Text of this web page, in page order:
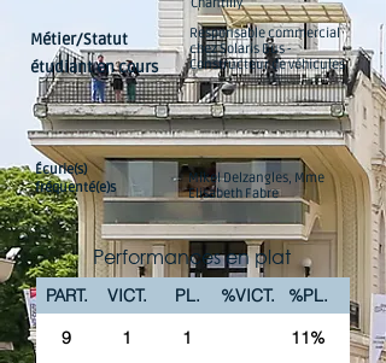
Métier/Statut
étudiant en cours
Responsable commercial
chez Solaris Bus -
Constructeur de véhicules
Écurie(s)
fréquenté(e)s
Mikel Delzangles, Mme
Elisabeth Fabre
Performances en plat
PART. VICT. PL. %VICT.
%PL.
9
1 1 11%